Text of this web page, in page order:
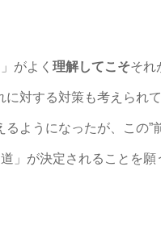
がよく 理解してこそそれ
対する対策も考えられ
ようになったが、この
」が決定されることを願